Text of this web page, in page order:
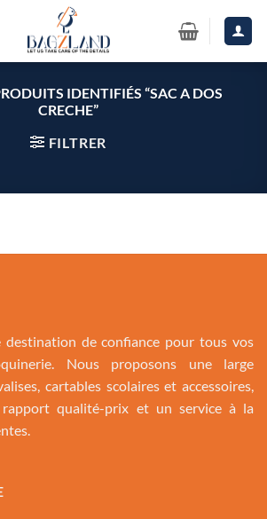
IDENTIFIÉS “SAC A DOS
CRECHE”
FILTRER
destination de confiance pour tous vos
Nous proposons une large
cartables scolaires et accessoires,
rapport qualité-prix et un service à la